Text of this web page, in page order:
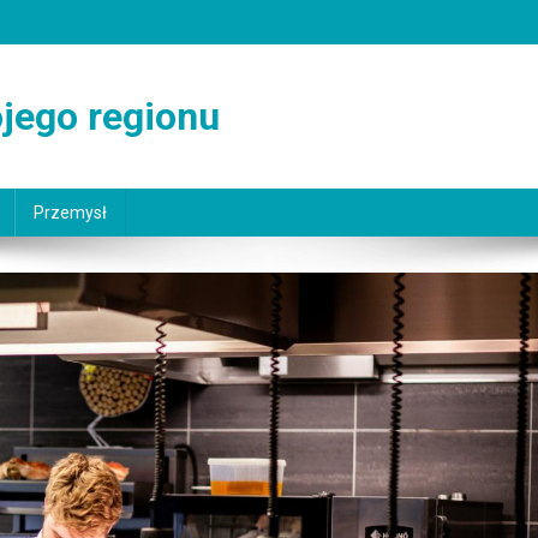
regionu
Przemysł